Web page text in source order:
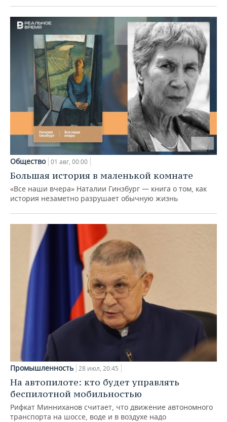
Общество 01 авг, 00:00
Большая история в маленькой комнате
«Все наши вчера» Наталии Гинзбург — книга о том, как
история незаметно разрушает обычную жизнь
Промышленность 28 июл, 20:45
На автопилоте: кто будет управлять
беспилотной мобильностью
Рифкат Минниханов считает, что движение автономного
транспорта на шоссе, воде и в воздухе надо